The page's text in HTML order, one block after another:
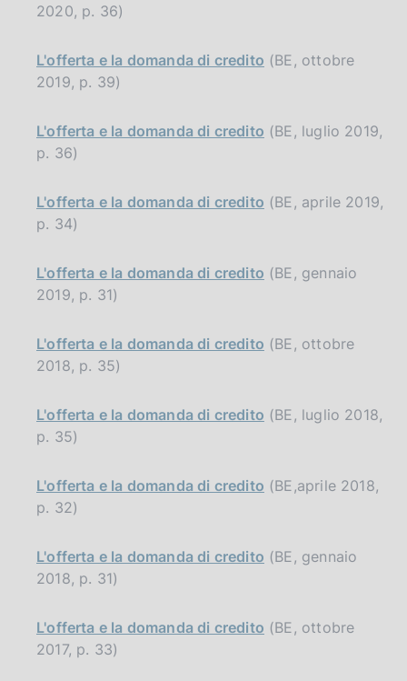
2020, p. 36)
L'offerta e la domanda di credito (BE, ottobre
2019, p. 39)
L'offerta e la domanda di credito (BE, luglio 2019,
p. 36)
L'offerta e la domanda di credito (BE, aprile 2019,
p. 34)
L'offerta e la domanda di credito (BE, gennaio
2019, p. 31)
L'offerta e la domanda di credito (BE, ottobre
2018, p. 35)
L'offerta e la domanda di credito (BE, luglio 2018,
p. 35)
L'offerta e la domanda di credito (BE,aprile 2018,
p. 32)
L'offerta e la domanda di credito (BE, gennaio
2018, p. 31)
L'offerta e la domanda di credito (BE, ottobre
2017, p. 33)